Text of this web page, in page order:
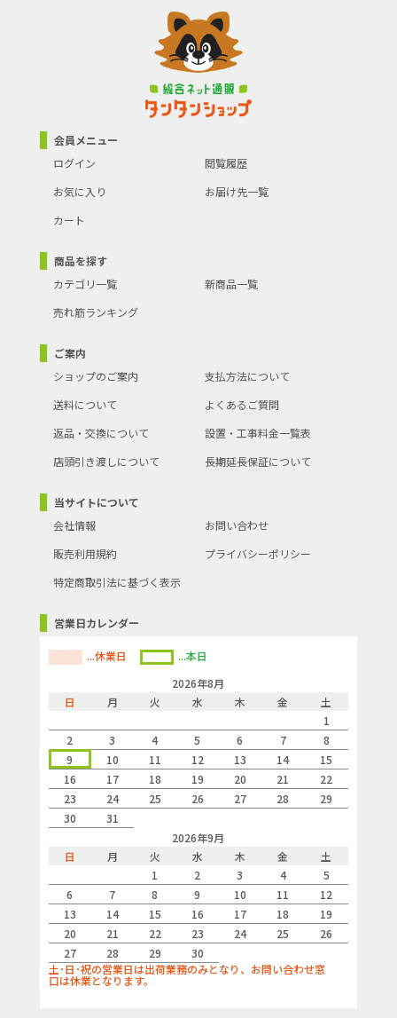
会員メニュー
ログイン
閲覧履歴
お気に入り
お届け先一覧
カート
商品を探す
カテゴリ一覧
新商品一覧
売れ筋ランキング
ご案内
ショップのご案内
支払方法について
送料について
よくあるご質問
返品・交換について
設置・工事料金一覧表
店頭引き渡しについて
長期延長保証について
当サイトについて
会社情報
お問い合わせ
販売利用規約
プライバシーポリシー
特定商取引法に基づく表示
営業日カレンダー
...休業日
...本日
2026年8月
日
月 火 水 木 金
土
1
2
3 4 5 6 7
8
9
10 11 12 13 14
15
16
17 18 19 20 21
22
23
24 25 26 27 28
29
30
31
2026年9月
日
月 火 水 木 金
土
1
2 3 4
5
6
7 8 9 10 11
12
13
14 15 16 17 18
19
20
21 22 23 24 25
26
27
28 29
30
土･日･祝の営業日は出荷業務のみとなり、お問い合わせ窓
口は休業となります。